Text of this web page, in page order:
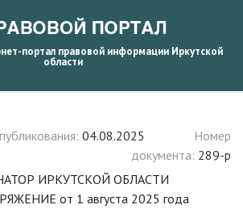
портал правовой информации Иркутской
области
04.08.2025
Номер
документа: 289-р
ИРКУТСКОЙ ОБЛАСТИ
от 1 августа 2025 года